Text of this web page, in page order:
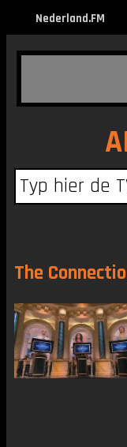
Nederland.FM
The